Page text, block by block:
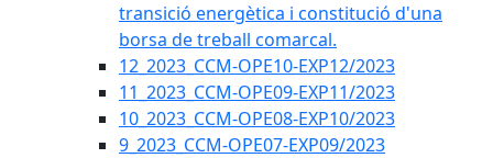
transició energètica i constitució d'una
borsa de treball comarcal.
12_2023_CCM-OPE10-EXP12/2023
11_2023_CCM-OPE09-EXP11/2023
10_2023_CCM-OPE08-EXP10/2023
9_2023_CCM-OPE07-EXP09/2023